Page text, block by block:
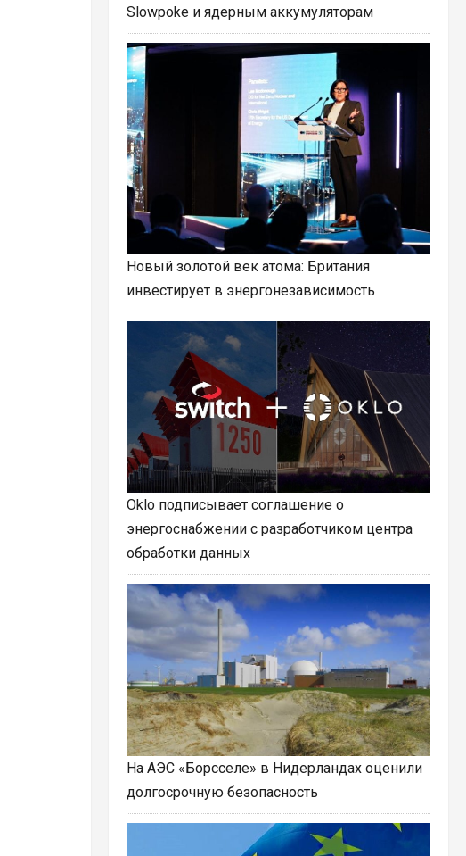
Slowpoke и ядерным аккумуляторам
Новый золотой век атома: Британия
инвестирует в энергонезависимость
Oklo подписывает соглашение о
энергоснабжении с разработчиком центра
обработки данных
На АЭС «Борсселе» в Нидерландах оценили
долгосрочную безопасность